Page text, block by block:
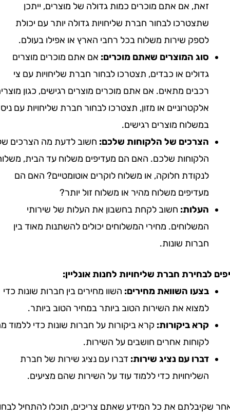
זאת, אם אתם מוכרים כמות גדולה של מוצרים, ייתכן
שתצטרכו לבחור חברת שליחויות גדולה יותר עם יכולת
לספק שירות משלוח בכל רחבי הארץ או אפילו בעולם.
סוג המוצרים שאתם מוכרים:אם אתם מוכרים מוצרים
גדולים או כבדים, תצטרכו לבחור חברת שליחויות עם צי
רכבים מתאים. אם אתם מוכרים מוצרים רגישים, כגון מוצרים
אלקטרוניים או מזון, תצטרכו לבחור חברת שליחויות עם ניסיון
במשלוח מוצרים רגישים.
הצרכים של הלקוחות שלכם:חשוב לדעת מה הצרכים של
הלקוחות שלכם. האם הם מעדיפים משלוח עד הבית, משלוח
לנקודת חלוקה, או משלוח לוקרים אוטומטיים? האם הם
מעדיפים משלוח מהיר או משלוח זול יותר?
העלות:חשוב לקחת בחשבון את העלות של שירותי
המשלוחים. מחירי המשלוחים יכולים להשתנות מאוד בין
חברות שונות.
חברת שליחויות לחנות אונליין:
בצעו השוואת מחירים:השוו מחירים בין חברות שונות כדי
למצוא את השירות הטוב ביותר במחיר הטוב ביותר.
קרא ביקורות:קרא ביקורות על חברות שונות כדי ללמוד מה
לקוחות אחרים חושבים על השירות.
דברו עם נציג שירות:דברו עם נציג שירות של חברת
השליחויות כדי ללמוד עוד על השירות שהם מציעים.
את כל המידע שאתם צריכים, תוכלו להתחיל לבחור